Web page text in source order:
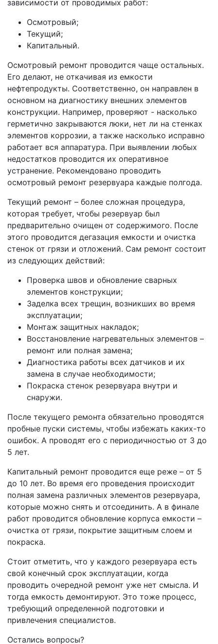
зависимости от проводимых работ:
Осмотровый;
Текущий;
Капитальный.
Осмотровый ремонт проводится чаще остальных.
Его делают, не откачивая из емкости
нефтепродукты. Соответственно, он направлен в
основном на диагностику внешних элементов
конструкции. Например, проверяют - насколько
герметично закрываются люки, нет ли на стенках
элементов коррозии, а также насколько исправно
работает вся аппаратура. При выявлении любых
недостатков проводится их оперативное
устранение. Рекомендовано проводить
осмотровый ремонт резервуара каждые полгода.
Текущий ремонт – более сложная процедура,
которая требует, чтобы резервуар был
предварительно очищен от содержимого. После
этого проводится дегазация емкости и очистка
стенок от грязи и отложений. Сам ремонт состоит
из следующих действий:
Проверка швов и обновление сварных
элементов конструкции;
Заделка всех трещин, возникших во время
эксплуатации;
Монтаж защитных накладок;
Восстановление нагревательных элементов –
ремонт или полная замена;
Диагностика работы всех датчиков и их
замена в случае необходимости;
Покраска стенок резервуара внутри и
снаружи.
После текущего ремонта обязательно проводятся
пробные пуски системы, чтобы избежать каких-то
ошибок. А проводят его с периодичностью от 3 до
5 лет.
Капитальный ремонт проводится еще реже – от 5
до 10 лет. Во время его проведения происходит
полная замена различных элементов резервуара,
которые можно снять и отсоединить. А в финале
работ проводится обновление корпуса емкости –
очистка от грязи, покрытие защитным слоем и
покраска.
Стоит отметить, что у каждого резервуара есть
свой конечный срок эксплуатации, когда
проводить очередной ремонт уже нет смысла. И
тогда емкость демонтируют. Это тоже процесс,
требующий определенной подготовки и
привлечения специалистов.
Остались вопросы?